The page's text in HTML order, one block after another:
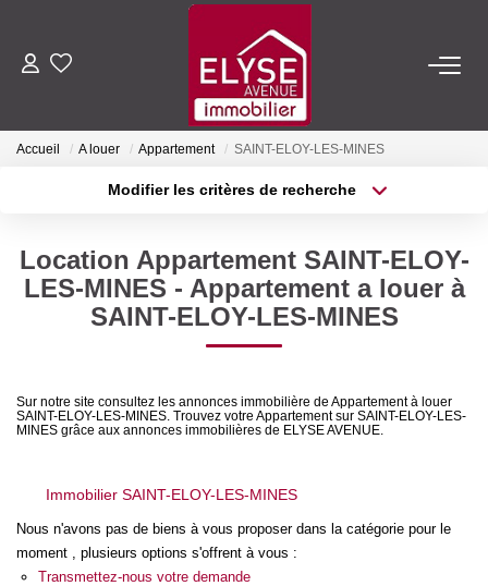
ACHETER
FAIRE GÉRER
Qui Sommes-Nous
Nos Actualités
CONTACT
Accueil A louer Appartement SAINT-ELOY-LES-MINES
Modifier les critères de recherche
Sélectionnez...
Type de bien
Surface min
Location Appartement SAINT-ELOY-
LES-MINES - Appartement a louer à
SAINT-ELOY-LES-MINES
Sur notre site consultez les annonces immobilière de Appartement à louer
SAINT-ELOY-LES-MINES. Trouvez votre Appartement sur SAINT-ELOY-LES-
MINES grâce aux annonces immobilières de ELYSE AVENUE.
Immobilier SAINT-ELOY-LES-MINES
Nous n'avons pas de biens à vous proposer dans la catégorie pour le
moment , plusieurs options s'offrent à vous :
Transmettez-nous votre demande